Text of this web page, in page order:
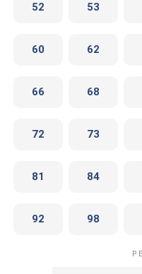
52 53
60 62
66 68
72 73
81 84
92 98